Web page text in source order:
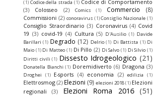
(1) Codice della strada (1) Codice di Comportamento
(3)
Colosseo (2) Comics (1) Commercio (8)
Commissioni (2) conoravirus (1) Consiglio Nazionale (1)
Consiglio Straordinario (3) Coronavirus (4) Covid
19 (3) covid-19 (4) Cultura (5) D'Ausilio (1) Davide
Barillari (1) Degrado (12) Delrio (1) Di Battista (1) Di
Maio (1) Di Matteo (1) Di Pillo (2) Di Salvo (1) Di Silvio (1)
Diritti civili (1) Dissesto Idrogeologico (21)
Donatella Bianchi (1) Doremidiverto (6) Dragona (3)
Droghei (1) E-sports (4) economia (2) edilizia (1)
Elettrosmog (2) Elezioni (9) elezioni 2018(1) Elezioni
regionali
(3) Elezioni Roma 2016 (51)